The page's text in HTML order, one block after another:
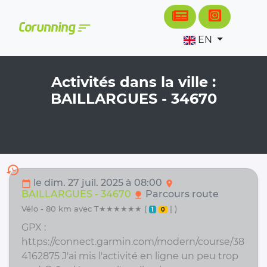
Corunningsort
EN
Activités dans la ville :
BAILLARGUES - 34670
history
calendar_today le dim. 27 juil. 2025 à 08:00 location_on
BAILLARGUES - 34670 nature Parcours route
vélo - 80 km avec T★★★★★★ ( 1 0 | )
GPX :
https://connect.garmin.com/modern/course/38
4162875 J'ai mis l'activité en ligne un peu trop